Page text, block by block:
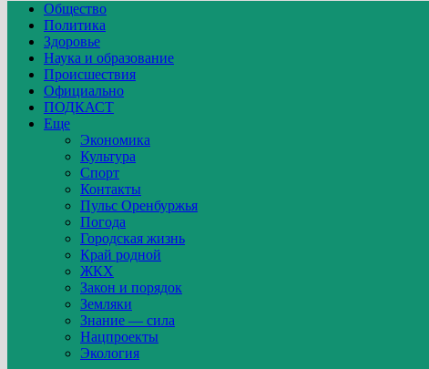
Общество
Политика
Здоровье
Наука и образование
Происшествия
Официально
ПОДКАСТ
Еще
Экономика
Культура
Спорт
Контакты
Пульс Оренбуржья
Погода
Городская жизнь
Край родной
ЖКХ
Закон и порядок
Земляки
Знание — сила
Нацпроекты
Экология